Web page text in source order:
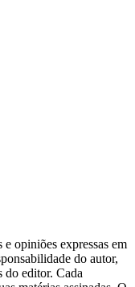
opiniões expressas em
do autor,
do editor. Cada